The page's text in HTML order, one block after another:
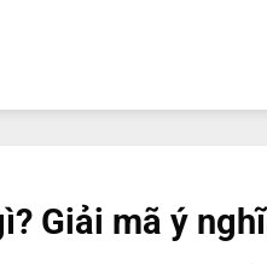
Giải mã ý